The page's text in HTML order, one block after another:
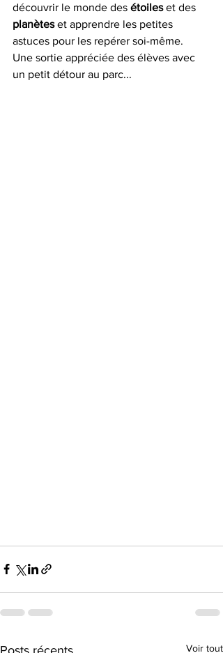
découvrir le monde des étoiles et des
planètes et apprendre les petites
astuces pour les repérer soi-même.
Une sortie appréciée des élèves avec
un petit détour au parc...
Posts récents Voir tout